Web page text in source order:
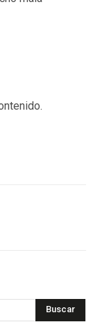
Buscar